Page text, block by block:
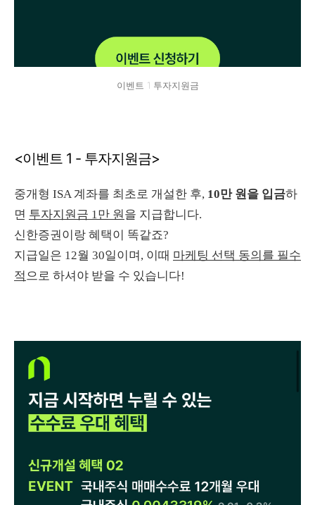
이벤트 1 투자지원금
<이벤트 1 - 투자지원금>
중개형 ISA 계좌를 최초로 개설한 후, 10만 원을 입금하
면 투자지원금 1만 원 을 지급합니다.
신한증권이랑 혜택이 똑같죠?
지급일은 12월 30일이며, 이때 마케팅 선택 동의를 필수
적으로 하셔야 받을 수 있습니다!